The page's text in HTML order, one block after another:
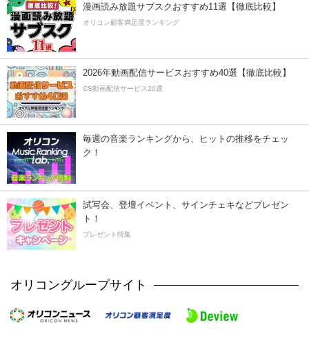
漫画読み放題サブスクおすすめ11選【徹底比較】
オリコン顧客満足度ランキング
2026年動画配信サービスおすすめ40選【徹底比較】
CS動画配信サービス20選
毎週の音楽ランキングから、ヒットの推移をチェッ
ク！
試写会、登壇イベント、サインチェキなどプレゼン
ト！
プレゼント特集
オリコングループサイト